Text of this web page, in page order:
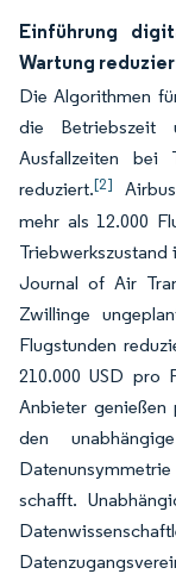
Einführung
Wartung
Die Algorithmen
die Betriebszeit
Ausfallzeiten bei
reduziert.[2]
mehr als 12.000
Triebwerkszustand
Journal of Air
Zwillinge
Flugstunden
210.000 USD pro
Anbieter genießen
den
schafft.